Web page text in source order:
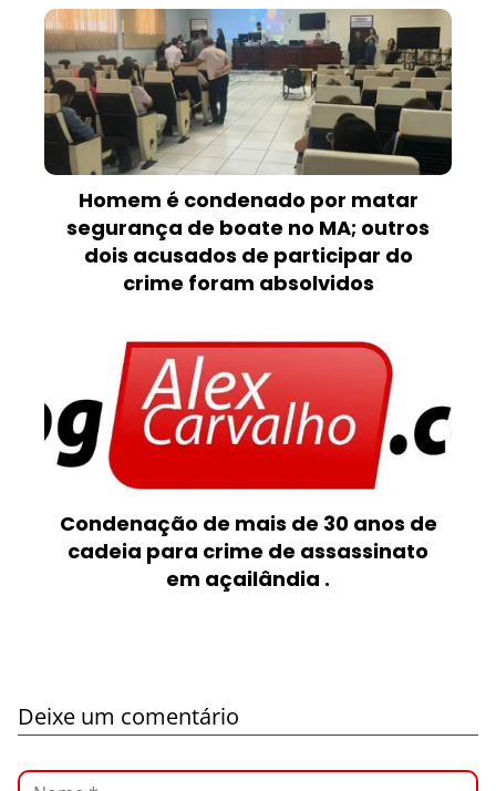
Homem é condenado por matar
segurança de boate no MA; outros
dois acusados de participar do
crime foram absolvidos
Condenação de mais de 30 anos de
cadeia para crime de assassinato
em açailândia .
Deixe um comentário